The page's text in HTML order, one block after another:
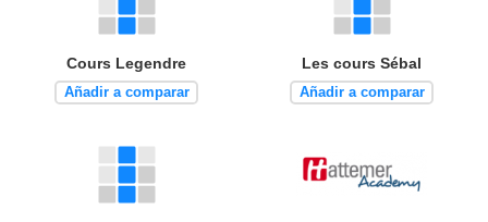
Cours Legendre
Añadir a comparar
Les cours Sébal
Añadir a comparar